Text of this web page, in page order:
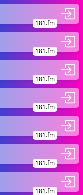
181.fm
181.fm
181.fm
181.fm
181.fm
181.fm
181.fm